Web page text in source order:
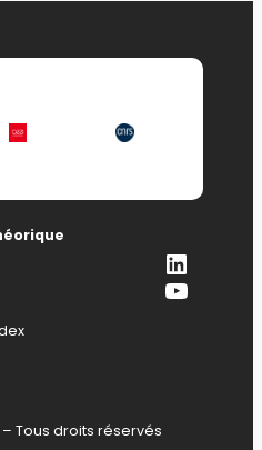
– Tous droits réservés